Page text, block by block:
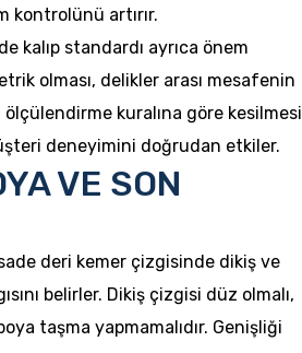
kontrolünü artırır.
kalıp standardı ayrıca önem
olması, delikler arası mesafenin
kuralına göre kesilmesi
deneyimini doğrudan etkiler.
VE SON
deri kemer çizgisinde dikiş ve
belirler. Dikiş çizgisi düz olmalı,
taşma yapmamalıdır. Genişliği